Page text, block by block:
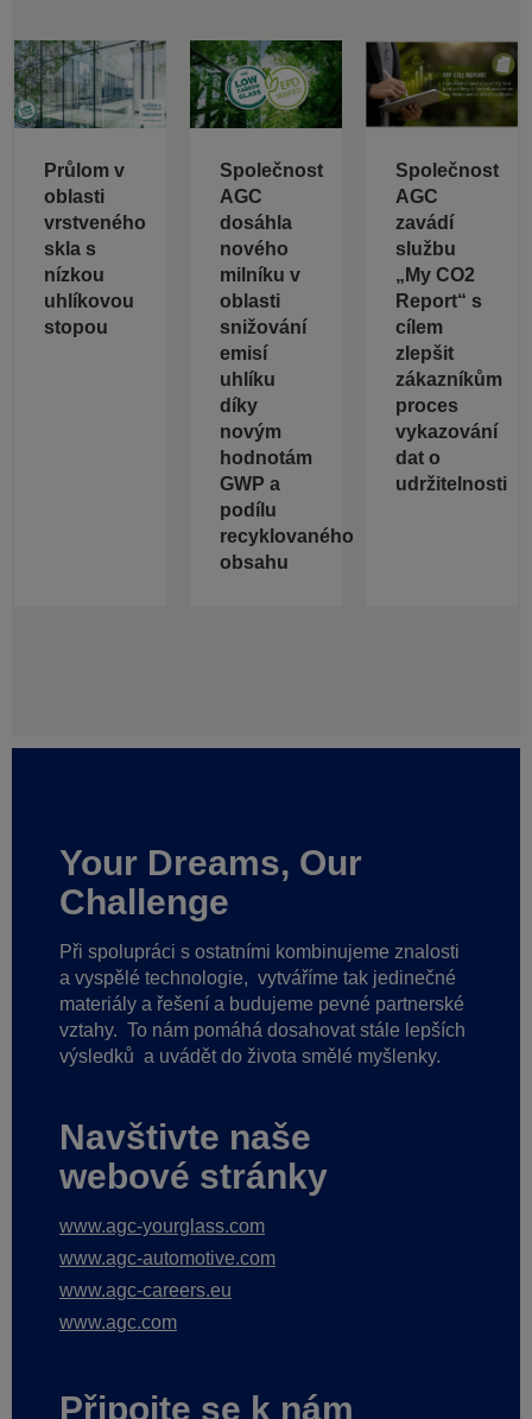
Průlom v
oblasti
vrstveného
skla s
nízkou
uhlíkovou
stopou
Společnost
AGC
dosáhla
nového
milníku v
oblasti
snižování
emisí
uhlíku
díky
novým
hodnotám
GWP a
podílu
recyklovaného
obsahu
Společnost
AGC
zavádí
službu
„My CO2
Report“ s
cílem
zlepšit
zákazníkům
proces
vykazování
dat o
udržitelnosti
Your Dreams, Our
Challenge
Při spolupráci s ostatními kombinujeme znalosti
a vyspělé technologie, vytváříme tak jedinečné
materiály a řešení a budujeme pevné partnerské
vztahy. To nám pomáhá dosahovat stále lepších
výsledků a uvádět do života smělé myšlenky.
Navštivte naše
webové stránky
www.agc-yourglass.com
www.agc-automotive.com
www.agc-careers.eu
www.agc.com
Připojte se k nám